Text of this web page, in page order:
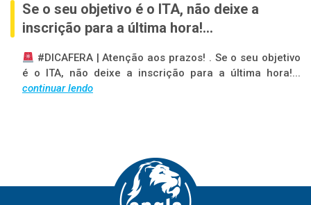
Se o seu objetivo é o ITA, não deixe a
inscrição para a última hora!...
#DICAFERA | Atenção aos prazos! . Se o seu objetivo
é o ITA, não deixe a inscrição para a última hora!...
continuar lendo